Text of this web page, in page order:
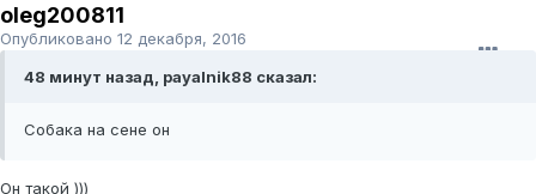
oleg200811
Опубликовано 12 декабря, 2016
48 минут назад, payalnik88 сказал:
Собака на сене он
Он такой )))